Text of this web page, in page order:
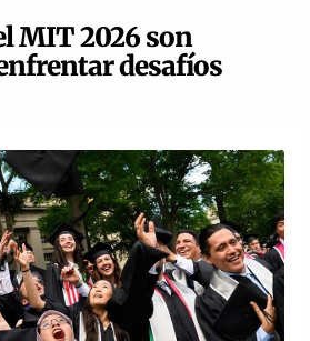
MIT 2026 son
desafíos